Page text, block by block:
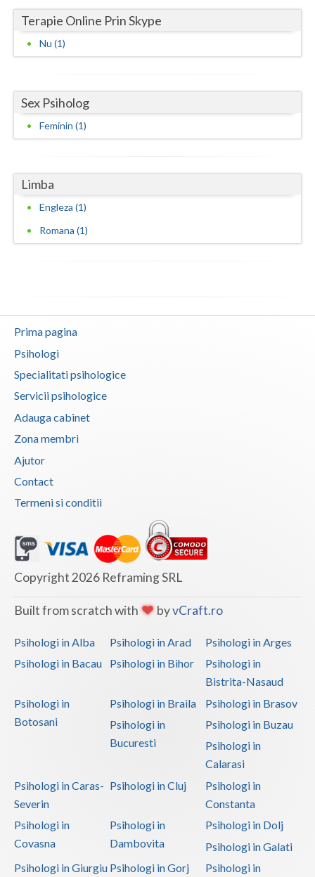
Terapie Online Prin Skype
Nu (1)
Sex Psiholog
Feminin (1)
Limba
Engleza (1)
Romana (1)
Prima pagina
Psihologi
Specialitati psihologice
Servicii psihologice
Adauga cabinet
Zona membri
Ajutor
Contact
Termeni si conditii
Copyright 2026 Reframing SRL
Built from scratch with byvCraft.ro
Psihologi in Alba Psihologi in Arad
Psihologi in Arges
Psihologi in Bacau
Psihologi in Bihor
Psihologi in
Bistrita-Nasaud
Psihologi in
Botosani
Psihologi in Braila
Psihologi in Brasov
Psihologi in
Bucuresti
Psihologi in Buzau
Psihologi in
Calarasi
Psihologi in Caras-
Severin
Psihologi in Cluj
Psihologi in
Constanta
Psihologi in
Covasna
Psihologi in
Dambovita
Psihologi in Dolj
Psihologi in Galati
Psihologi in Giurgiu Psihologi in Gorj Psihologi in